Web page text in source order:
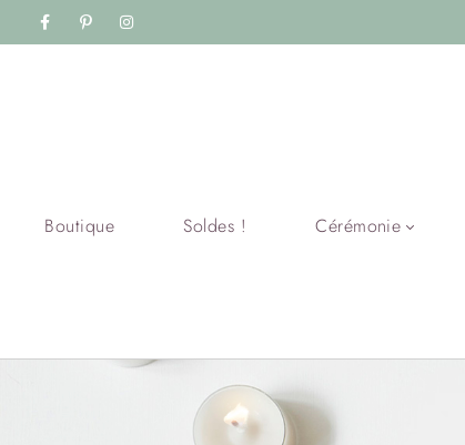
Boutique Soldes ! Cérémonie